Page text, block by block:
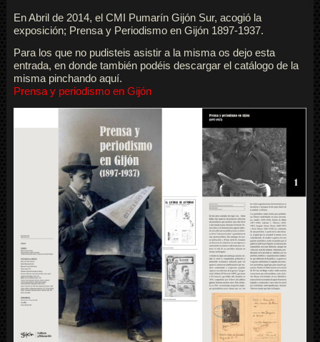
En Abril de 2014, el CMI Pumarín Gijón Sur, acogió la
exposición; Prensa y Periodismo en Gijón 1897-1937.
Para los que no pudisteis asistir a la misma os dejo esta
entrada, en donde también podéis descargar el catálogo de la
misma pinchando aquí.
Prensa y periodismo en Gijón